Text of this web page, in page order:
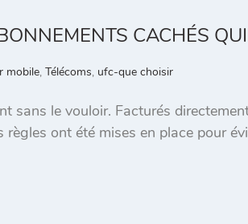
CACHÉS
mobile, Télécoms, ufc-que choisir
sans le vouloir. Facturés
ont été mises en place pour